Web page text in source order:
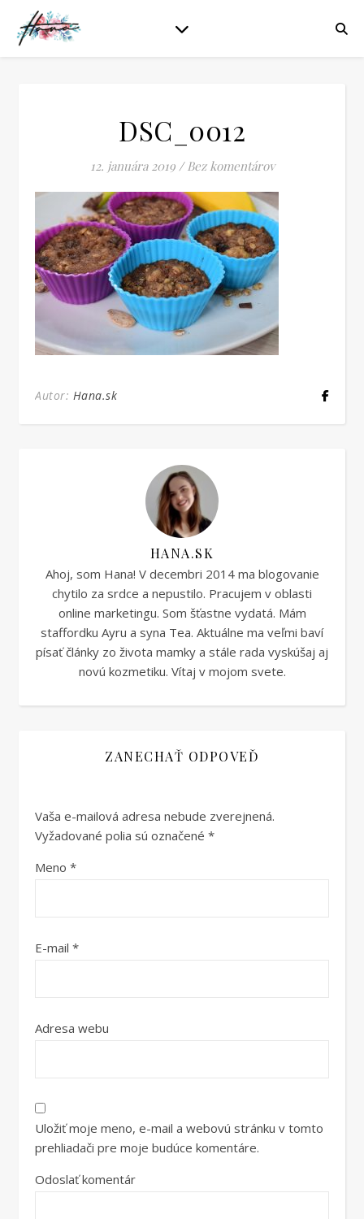
DSC_0012
12. januára 2019 / Bez komentárov
Autor: Hana.sk
HANA.SK
Ahoj, som Hana! V decembri 2014 ma blogovanie
chytilo za srdce a nepustilo. Pracujem v oblasti
online marketingu. Som šťastne vydatá. Mám
staffordku Ayru a syna Tea. Aktuálne ma veľmi baví
písať články zo života mamky a stále rada vyskúšaj aj
novú kozmetiku. Vítaj v mojom svete.
ZANECHAŤ ODPOVEĎ
Vaša e-mailová adresa nebude zverejnená.
Vyžadované polia sú označené *
Meno *
E-mail *
Adresa webu
Uložiť moje meno, e-mail a webovú stránku v tomto
prehliadači pre moje budúce komentáre.
Odoslať komentár